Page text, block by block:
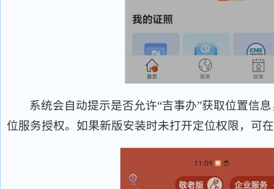
系统会自动提示是否允许“吉事办”获取位置信
位服务授权。如果新版安装时未打开定位权限，可